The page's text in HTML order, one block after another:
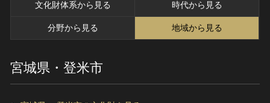
さらに詳細検索
トップ
作品一覧 博物館、美術館の皆さまへ
文化財体系から見る 時代から見る
分野から見る 地域から見る
宮城県・登米市